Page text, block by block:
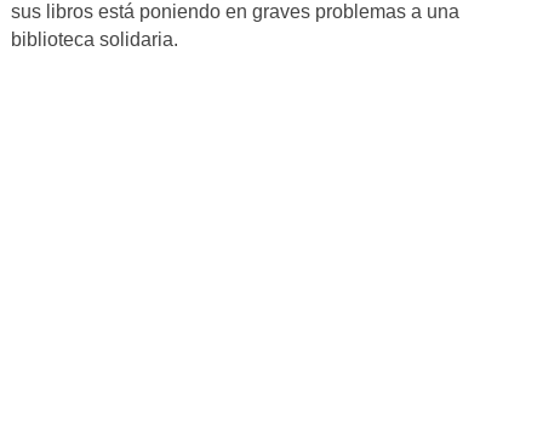
sus libros está poniendo en graves problemas a una
biblioteca solidaria.